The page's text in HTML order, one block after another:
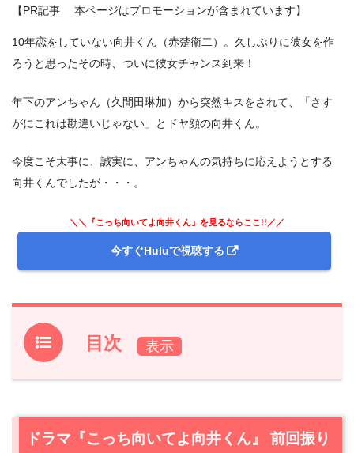
【PR記事 本ページはプロモーションが含まれています】
10年恋をしていない向井くん（赤楚衛二）。久しぶりに彼女を作
ろうと思ったその時、ついに彼女チャンス到来！
年下のアンちゃん（久間田琳加）から突然キスをされて、「さす
がにこれは勘違いじゃない」とドヤ顔の向井くん。
今度こそ大事に、誠実に、アンちゃんの気持ちに応えようとする
向井くんでしたが・・・。
＼＼『こっち向いてよ向井くん』を見るならここ!!／／
今すぐHuluで視聴する
目次
1.ドラマ『こっち向いてよ向井くん』 前回振り返り
2話あらすじと感想
ドラマ『こっち向いてよ向井くん』 前回振り